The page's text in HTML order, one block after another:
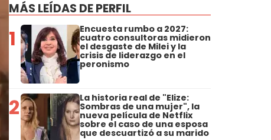
MÁS LEÍDAS DE PERFIL
1 Encuesta rumbo a 2027:
cuatro consultoras midieron
el desgaste de Milei y la
crisis de liderazgo en el
peronismo
2 La historia real de "Elize:
Sombras de una mujer", la
nueva película de Netflix
sobre el caso de una esposa
que descuartizó a su marido